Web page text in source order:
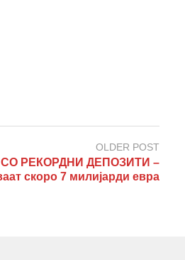
OLDER POST
РЕКОРДНИ ДЕПОЗИТИ –
скоро 7 милијарди евра